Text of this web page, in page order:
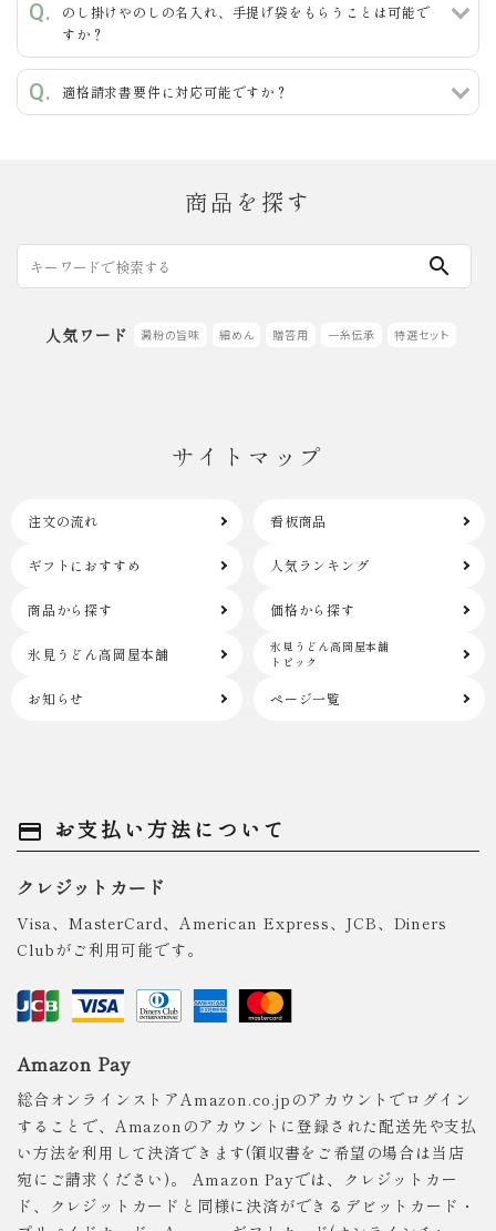
のし掛けやのしの名入れ、手提げ袋をもらうことは可能で
すか？
適格請求書要件に対応可能ですか？
商品を探す
search
人気ワード 澱粉の旨味 細めん 贈答用 一糸伝承 特選セット
サイトマップ
注文の流れ 看板商品
ギフトにおすすめ 人気ランキング
商品から探す 価格から探す
氷見うどん高岡屋本舗
氷見うどん高岡屋本舗
トピック
お知らせ ページ一覧
payment お支払い方法について
クレジットカード
Visa、MasterCard、American Express、JCB、Diners
Clubがご利用可能です。
Amazon Pay
総合オンラインストアAmazon.co.jpのアカウントでログイン
することで、Amazonのアカウントに登録された配送先や支払
い方法を利用して決済できます(領収書をご希望の場合は当店
宛にご請求ください)。 Amazon Payでは、クレジットカー
ド、クレジットカードと同様に決済ができるデビットカード・